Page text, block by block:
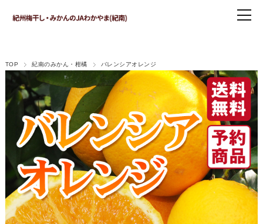
TOP 紀南のみかん・柑橘 バレンシアオレンジ